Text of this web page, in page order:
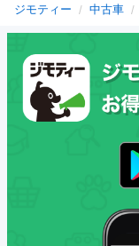
ジモティー 中古車